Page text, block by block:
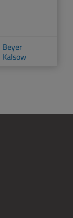
Beyer
Kalsow